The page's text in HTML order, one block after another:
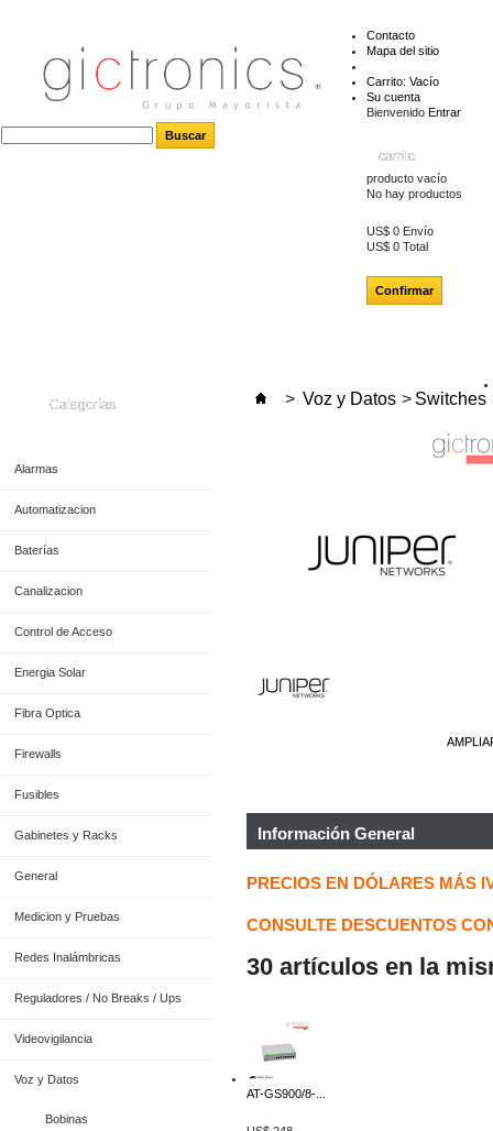
Contacto
Mapa del sitio
Carrito: Vacío
Su cuenta
Bienvenido Entrar
carrito
producto vacío
No hay productos
US$ 0 Envío
US$ 0 Total
Confirmar
Categorías
Alarmas
Automatizacion
Baterías
Canalizacion
Control de Acceso
Energia Solar
Fibra Optica
Firewalls
Fusibles
Gabinetes y Racks
General
Medicion y Pruebas
Redes Inalámbricas
Reguladores / No Breaks / Ups
Videovigilancia
Voz y Datos
Bobinas
> Voz y Datos > Switches
Información General
PRECIOS EN DÓLARES MÁS
CONSULTE DESCUENTOS
30 artículos en la
AT-GS900/8-...